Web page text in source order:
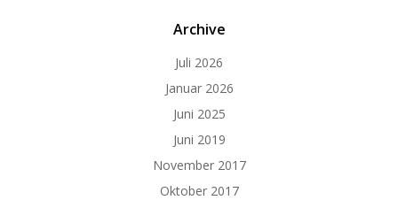
Archive
Juli 2026
Januar 2026
Juni 2025
Juni 2019
November 2017
Oktober 2017